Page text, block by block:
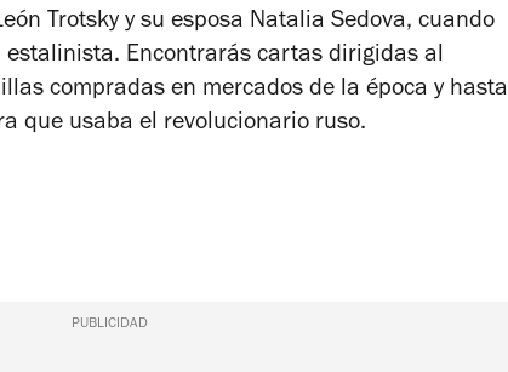
5
Trotsky y su esposa Natalia Sedova, cuando
Encontrarás cartas dirigidas al
compradas en mercados de la época y hasta
que usaba el revolucionario ruso.
PUBLICIDAD